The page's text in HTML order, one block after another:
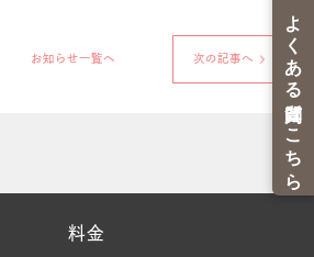
お知らせ一覧へ 次の記事へ
料金